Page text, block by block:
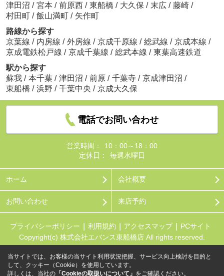
津田沼 / 宮本 / 前原西 / 東船橋 / 大久保 / 末広 / 藤崎 /
村田町 / 飯山満町 / 矢作町
路線から探す
京葉線 / 内房線 / 外房線 / 京成千原線 / 総武線 / 京成本線 /
京成電鉄松戸線 / 京成千葉線 / 総武本線 / 東葉高速鉄道
駅から探す
蘇我 / 本千葉 / 津田沼 / 前原 / 千葉寺 / 京成津田沼 /
東船橋 / 浜野 / 千葉中央 / 京成大久保
電話でお問い合わせ
営業時間：
10：00～18：00
定休日：
毎週水曜日
ホーム 会社概要
お問い合わせ 来店予約
プライバシーポリシー 利用規約 アクセスマップ
PCサイト
Copyright(c) 株式会社エバンス東船橋店 All rights reserved.
当サイトでは、お客様の当サイト利用状況把握、サービス向上検討を目的と
して、クッキー（Cookie）を使用しています。
詳しくは、当社の 「Cookieの取扱いについて」 をご確認ください。